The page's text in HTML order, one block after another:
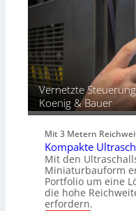
d
i
P
r
o
d
u
k
Vernetzte
Koenig & Bauer
Mit 3 Metern
Kompakte
Mit den
Miniaturbauform
Portfolio um eine
die hohe
erfordern.